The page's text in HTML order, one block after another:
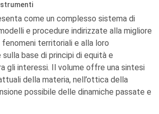
come un complesso sistema di
e procedure indirizzate alla migliore
territoriali e alla loro
base di principi di equità e
gli interessi. Il volume offre una sintesi
della materia, nell’ottica della
possibile delle dinamiche passate e